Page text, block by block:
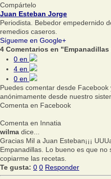
Compártelo
Juan Esteban Jorge
Periodista. Bebedor empedernido
remedios caseros.
Sígueme en Google+
4 Comentarios en
0 en
4 en
0 en
Puedes comentar desde
anónimamente desde nuestro
Comenta en Facebook
Comenta en Innatia
wilma dice...
Gracias Mil a Juan Esteban¡¡¡
Empanadillas. Lo bueno es que no
copiarme las recetas.
Te gusta: 0 0 Responder